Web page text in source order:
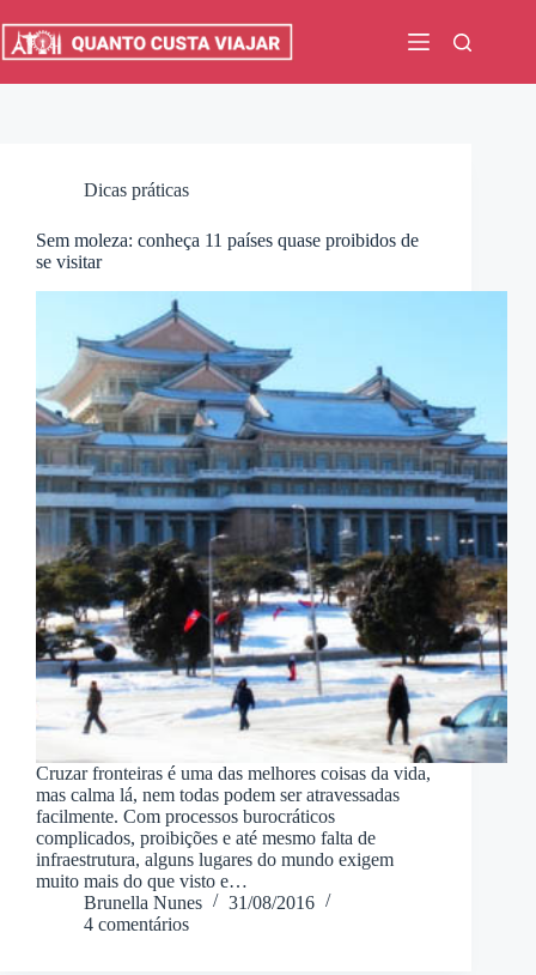
para
Dicas práticas
Sem moleza: conheça 11 países quase proibidos de
se visitar
Cruzar fronteiras é uma das melhores coisas da vida,
mas calma lá, nem todas podem ser atravessadas
facilmente. Com processos burocráticos
complicados, proibições e até mesmo falta de
infraestrutura, alguns lugares do mundo exigem
muito mais do que visto e…
Brunella Nunes
31/08/2016
4 comentários